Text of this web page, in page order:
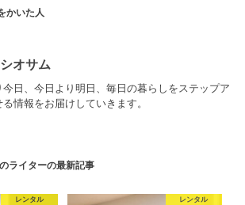
かいた人
オサム
今日、今日より明日、毎日の暮らしをステップア
る情報をお届けしていきます。
ライターの最新記事
レンタル レンタル